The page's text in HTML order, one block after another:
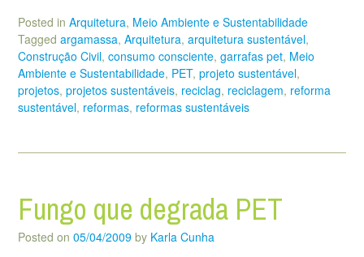
Posted in Arquitetura, Meio Ambiente e Sustentabilidade
Tagged argamassa, Arquitetura, arquitetura sustentável,
Construção Civil, consumo consciente, garrafas pet, Meio
Ambiente e Sustentabilidade, PET, projeto sustentável,
projetos, projetos sustentáveis, reciclag, reciclagem, reforma
sustentável, reformas, reformas sustentáveis
Fungo que degrada PET
Posted on 05/04/2009 by Karla Cunha